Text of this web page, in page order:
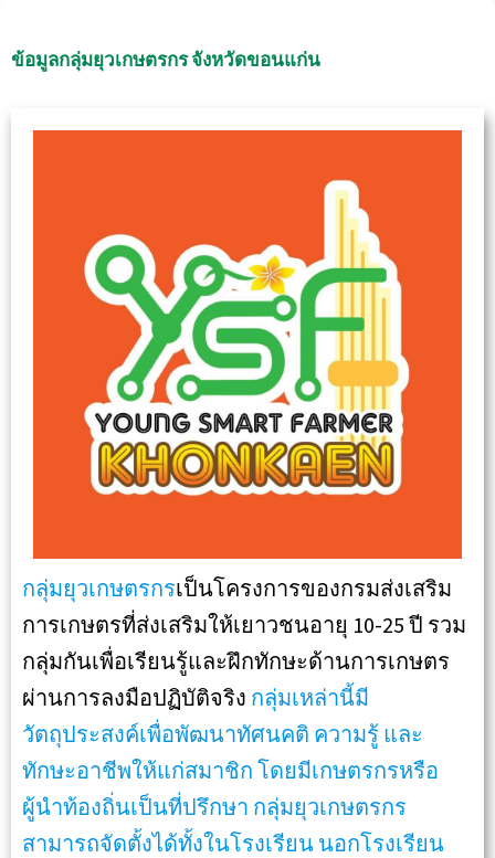
content
ข้อมูลกลุ่มยุวเกษตรกร จังหวัดขอนแก่น
กลุ่มยุวเกษตรกรเป็นโครงการของกรมส่งเสริม
การเกษตรที่ส่งเสริมให้เยาวชนอายุ 10-25 ปี รวม
กลุ่มกันเพื่อเรียนรู้และฝึกทักษะด้านการเกษตร
ผ่านการลงมือปฏิบัติจริง กลุ่มเหล่านี้มี
วัตถุประสงค์เพื่อพัฒนาทัศนคติ ความรู้ และ
ทักษะอาชีพให้แก่สมาชิก โดยมีเกษตรกรหรือ
ผู้นำท้องถิ่นเป็นที่ปรึกษา กลุ่มยุวเกษตรกร
สามารถจัดตั้งได้ทั้งในโรงเรียน นอกโรงเรียน